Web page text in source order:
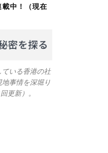
中！（現在
いる香港の社
事情を深堀り
更新）。